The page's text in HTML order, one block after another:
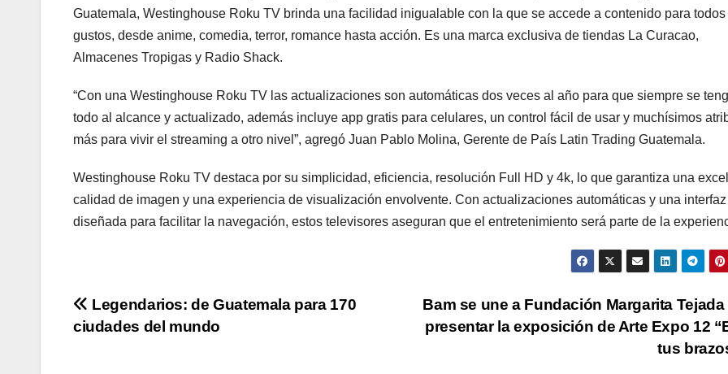
Guatemala, Westinghouse Roku TV brinda una facilidad inigualable con la que se accede a contenido para
gustos, desde anime, comedia, terror, romance hasta acción. Es una marca exclusiva de tiendas La Curacao,
Almacenes Tropigas y Radio Shack.
“Con una Westinghouse Roku TV las actualizaciones son automáticas dos veces al año para que siempre se
todo al alcance y actualizado, además incluye app gratis para celulares, un control fácil de usar y muchísimos
más para vivir el streaming a otro nivel”, agregó Juan Pablo Molina, Gerente de País Latin Trading Guatemala.
Westinghouse Roku TV destaca por su simplicidad, eficiencia, resolución Full HD y 4k, lo que garantiza una
calidad de imagen y una experiencia de visualización envolvente. Con actualizaciones automáticas y una interfaz
diseñada para facilitar la navegación, estos televisores aseguran que el entretenimiento será parte de la
Navegación
Bam se une a Fundación Margarita Tejada
presentar la exposición de Arte Expo 12
tus
Legendarios: de Guatemala para 170
ciudades del mundo